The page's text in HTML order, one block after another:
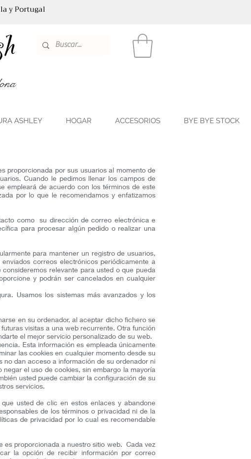
y Portugal
ASHLEY HOGAR ACCESORIOS BYE BYE STOCK
proporcionada por sus usuarios al momento de
Cuando le pedimos llenar los campos de
empleará de acuerdo con los términos de este
por lo que le recomendamos y enfatizamos
como su dirección de correo electrónica e
para procesar algún pedido o realizar una
para mantener un registro de usuarios,
correos electrónicos periódicamente a
relevante para usted o que pueda
y podrán ser cancelados en cualquier
Usamos los sistemas más avanzados y los
en su ordenador, al aceptar dicho fichero se
visitas a una web recurrente. Otra función
el mejor servicio personalizado de su web.
Esta información es empleada únicamente
las cookies en cualquier momento desde su
no dan acceso a información de su ordenador ni
el uso de cookies, sin embargo la mayoría
usted puede cambiar la configuración de su
servicios.
usted de clic en estos enlaces y abandone
de los términos o privacidad ni de la
de privacidad por lo cual es recomendable
es proporcionada a nuestro sitio web. Cada vez
la opción de recibir información por correo